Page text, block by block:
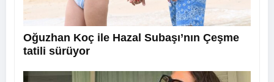
Oğuzhan Koç ile Hazal Subaşı’nın Çeşme
tatili sürüyor